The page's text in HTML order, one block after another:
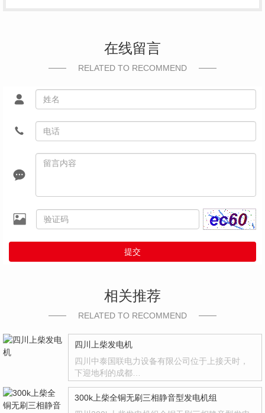
在线留言
RELATED TO RECOMMEND
提交
相关推荐
RELATED TO RECOMMEND
四川上柴发电机
四川中泰国联电力设备有限公司位于上接天时，
下迎地利的成都…
300k上柴全铜无刷三相静音型发电机组